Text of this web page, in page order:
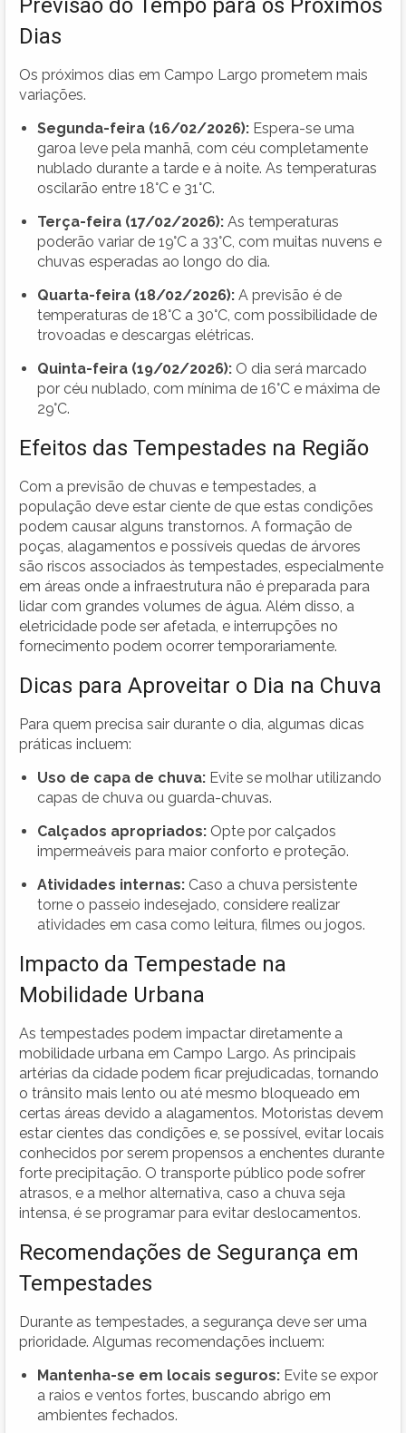
Previsão do Tempo para os Próximos
Dias
Os próximos dias em Campo Largo prometem mais
variações.
Segunda-feira (16/02/2026): Espera-se uma
garoa leve pela manhã, com céu completamente
nublado durante a tarde e à noite. As temperaturas
oscilarão entre 18°C e 31°C.
Terça-feira (17/02/2026): As temperaturas
poderão variar de 19°C a 33°C, com muitas nuvens e
chuvas esperadas ao longo do dia.
Quarta-feira (18/02/2026): A previsão é de
temperaturas de 18°C a 30°C, com possibilidade de
trovoadas e descargas elétricas.
Quinta-feira (19/02/2026): O dia será marcado
por céu nublado, com mínima de 16°C e máxima de
29°C.
Efeitos das Tempestades na Região
Com a previsão de chuvas e tempestades, a
população deve estar ciente de que estas condições
podem causar alguns transtornos. A formação de
poças, alagamentos e possíveis quedas de árvores
são riscos associados às tempestades, especialmente
em áreas onde a infraestrutura não é preparada para
lidar com grandes volumes de água. Além disso, a
eletricidade pode ser afetada, e interrupções no
fornecimento podem ocorrer temporariamente.
Dicas para Aproveitar o Dia na Chuva
Para quem precisa sair durante o dia, algumas dicas
práticas incluem:
Uso de capa de chuva: Evite se molhar utilizando
capas de chuva ou guarda-chuvas.
Calçados apropriados: Opte por calçados
impermeáveis para maior conforto e proteção.
Atividades internas: Caso a chuva persistente
torne o passeio indesejado, considere realizar
atividades em casa como leitura, filmes ou jogos.
Impacto da Tempestade na
Mobilidade Urbana
As tempestades podem impactar diretamente a
mobilidade urbana em Campo Largo. As principais
artérias da cidade podem ficar prejudicadas, tornando
o trânsito mais lento ou até mesmo bloqueado em
certas áreas devido a alagamentos. Motoristas devem
estar cientes das condições e, se possível, evitar locais
conhecidos por serem propensos a enchentes durante
forte precipitação. O transporte público pode sofrer
atrasos, e a melhor alternativa, caso a chuva seja
intensa, é se programar para evitar deslocamentos.
Recomendações de Segurança em
Tempestades
Durante as tempestades, a segurança deve ser uma
prioridade. Algumas recomendações incluem:
Mantenha-se em locais seguros: Evite se expor
a raios e ventos fortes, buscando abrigo em
ambientes fechados.